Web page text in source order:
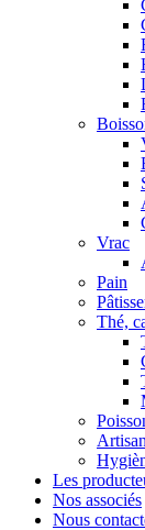
Vrac
Pain
Thé,
Les
Nos associés
Nous